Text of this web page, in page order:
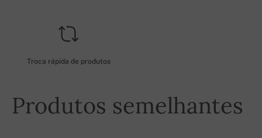
Troca rápida de produtos
Produtos semelhantes